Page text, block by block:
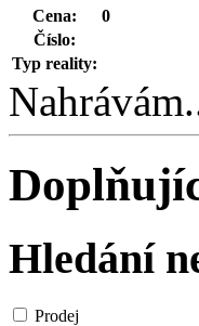
Cena:
0
Číslo:
Typ reality:
Hledání
Prodej